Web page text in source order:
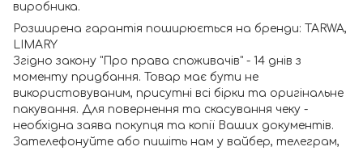
виробника.
Розширена гарантія поширюється на бренди: TARWA,
LIMARY
Згідно закону "Про права споживачів" - 14 днів з
моменту придбання. Товар має бути не
використовуваним, присутні всі бірки та оригінальне
пакування. Для повернення та скасування чеку -
необхідна заява покупця та копії Ваших документів.
Зателефонуйте або пишіть нам у вайбер, телеграм,